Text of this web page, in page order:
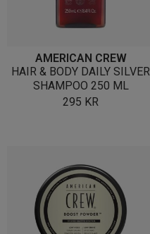
AMERICAN CREW
HAIR & BODY DAILY SILVER
SHAMPOO 250 ML
295 KR